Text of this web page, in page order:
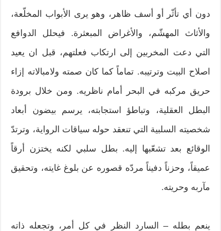
دون أي تأثّر أو أسف ظاهر، وهو يرى الأبواب المخلّعة،
والأثاث المهشّم، والأغراض المبعثرة. فيحلل الدوافع
التي دعت المخربين إلى ارتكاب فعلتهم، قبل ان يعيد
اصلاح البيت وترتيبه. تماماً كما كان صمته ولامبالاته إزاء
حريق مركبه في البحر أمام ناظريه. ومن خلال برودة
البطل العقلية، وتباطؤ استجابته، يرسم بيضون أبعاد
شخصيته السلبية التي تنعقد حوله سياقات الرواية، وترتدّ
الوقائع بعد تشعّبها إليه. بطل سلبي لكنه يختزن أرقاً
عميقاً، وحزناً دفيناً مردّه قصوره عن بلوغ غايته، وتحقيق
مآربه وحريته.
ينعم بطله – السارد النظر في كل أمر، وتجعله ذاته